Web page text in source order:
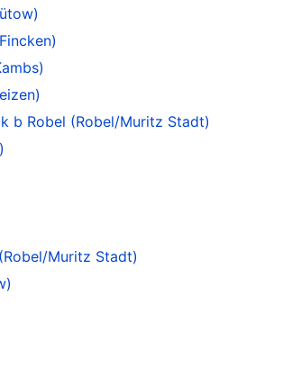
b Robel (Robel/Muritz Stadt)
Muritz Stadt)